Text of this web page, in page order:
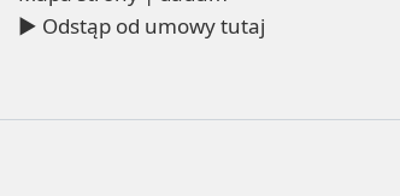
▶ Odstąp od umowy tutaj